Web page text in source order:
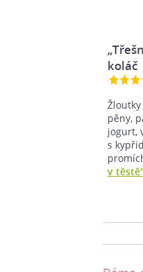
koláč
pěny,
jogurt,
s
v